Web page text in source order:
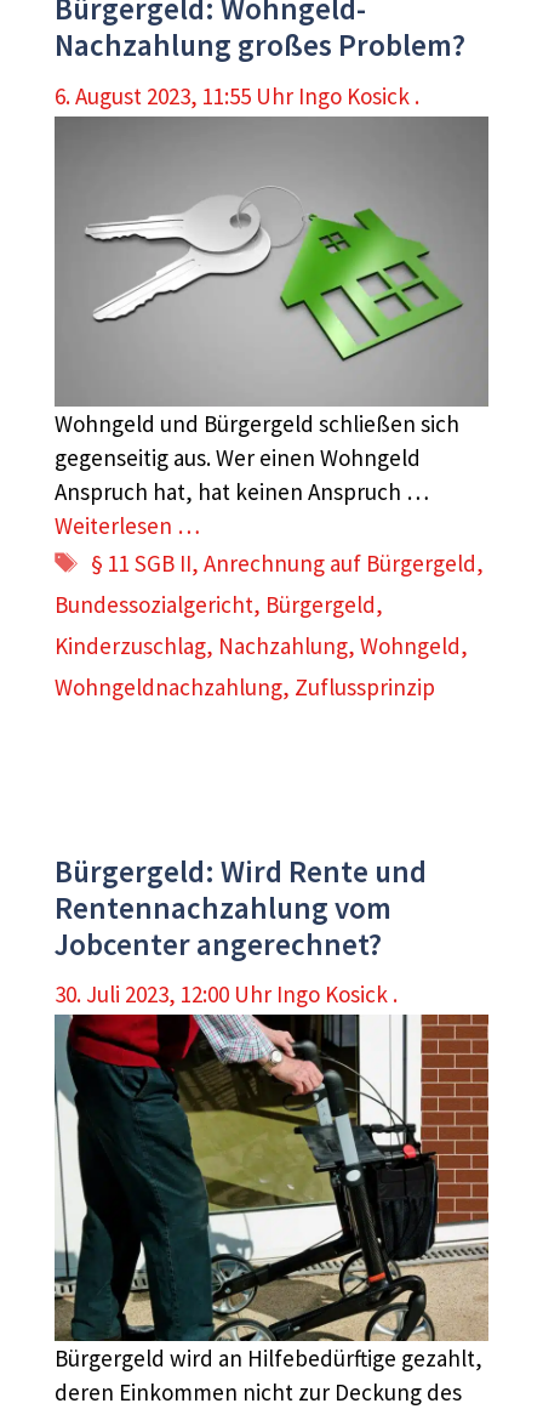
Bürgergeld: Wohngeld-
Nachzahlung großes Problem?
6. August 2023, 11:55 Uhr Ingo Kosick .
Wohngeld und Bürgergeld schließen sich
gegenseitig aus. Wer einen Wohngeld
Anspruch hat, hat keinen Anspruch …
Weiterlesen …
Schlagwörter
§ 11 SGB II,Anrechnung auf Bürgergeld,
Bundessozialgericht, Bürgergeld,
Kinderzuschlag, Nachzahlung, Wohngeld,
Wohngeldnachzahlung, Zuflussprinzip
Bürgergeld: Wird Rente und
Rentennachzahlung vom
Jobcenter angerechnet?
30. Juli 2023, 12:00 Uhr Ingo Kosick .
Bürgergeld wird an Hilfebedürftige gezahlt,
deren Einkommen nicht zur Deckung des